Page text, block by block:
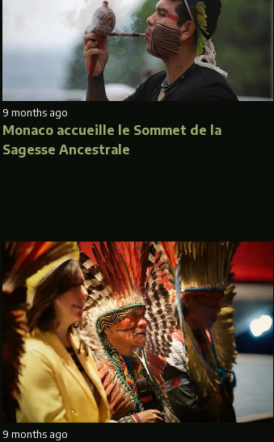
9 months ago
Monaco accueille le Sommet de la
Sagesse Ancestrale
9 months ago